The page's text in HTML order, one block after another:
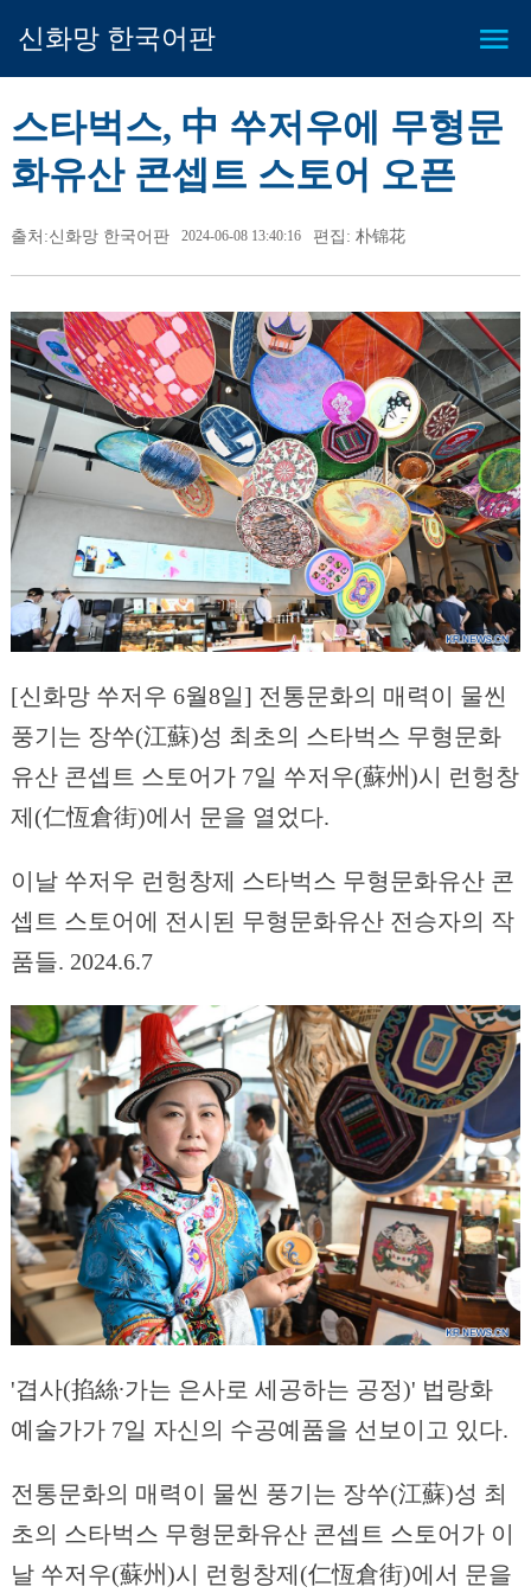
신화망 한국어판
스타벅스, 中 쑤저우에 무형문
화유산 콘셉트 스토어 오픈
출처:신화망 한국어판 2024-06-08 13:40:16 편집: 朴锦花
[신화망 쑤저우 6월8일] 전통문화의 매력이 물씬
풍기는 장쑤(江蘇)성 최초의 스타벅스 무형문화
유산 콘셉트 스토어가 7일 쑤저우(蘇州)시 런헝창
제(仁恆倉街)에서 문을 열었다.
이날 쑤저우 런헝창제 스타벅스 무형문화유산 콘
셉트 스토어에 전시된 무형문화유산 전승자의 작
품들. 2024.6.7
'겹사(掐絲∙가는 은사로 세공하는 공정)' 법랑화
예술가가 7일 자신의 수공예품을 선보이고 있다.
전통문화의 매력이 물씬 풍기는 장쑤(江蘇)성 최
초의 스타벅스 무형문화유산 콘셉트 스토어가 이
날 쑤저우(蘇州)시 런헝창제(仁恆倉街)에서 문을